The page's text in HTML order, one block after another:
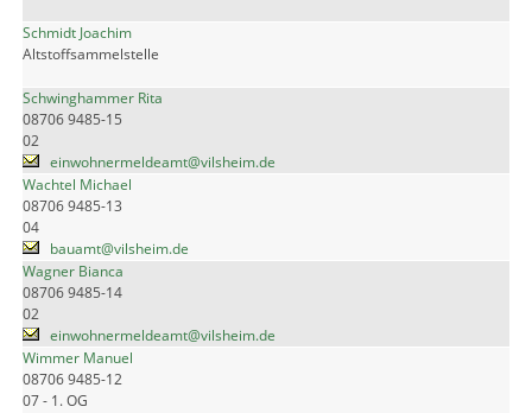
Schmidt Joachim
Altstoffsammelstelle
Schwinghammer Rita
08706 9485-15
02
einwohnermeldeamt@vilsheim.de
Wachtel Michael
08706 9485-13
04
bauamt@vilsheim.de
Wagner Bianca
08706 9485-14
02
einwohnermeldeamt@vilsheim.de
Wimmer Manuel
08706 9485-12
07 - 1. OG